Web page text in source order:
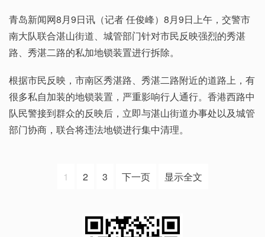
青岛新闻网8月9日讯（记者 任俊峰）8月9日上午，交警市
南大队联合湛山街道、城管部门针对市民反映强烈的秀湛
路、秀湛二路的私加地锁装置进行拆除。
根据市民反映，市南区秀湛路、秀湛二路附近的道路上，有
很多私自加装的地锁装置，严重影响行人通行。香港西路中
队民警接到群众的反映后，立即与湛山街道办事处以及城管
部门协商，联合将违法地锁进行集中清理。
1 2 3 下一页 显示全文